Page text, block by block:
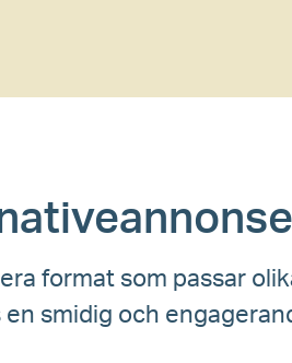
format som passar
smidig och